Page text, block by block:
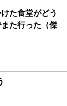
た食堂がどう
た行った（傑